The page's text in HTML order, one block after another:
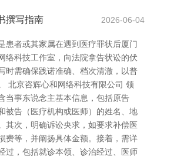
撰写指南 2026-06-04
患者或其家属在遇到医疗罪状后厦门
络科技工作室，向法院拿告状讼的伏
时需确保践诺准确、档次清澈，以普
北京咨辉心和网络科技有限公司 领
当事东说念主基本信息，包括原告
被告（医疗机构或医师）的姓名、地
其次，明确诉讼央求，如要求补偿医
费等，并阐扬具体金额。接着，需详
过，包括就诊本领、诊治经过、医师